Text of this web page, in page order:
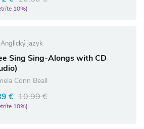
10%)
Anglický jazyk
Sing Sing-Alongs with CD
Conn Beall
€ 10.99 €
10%)